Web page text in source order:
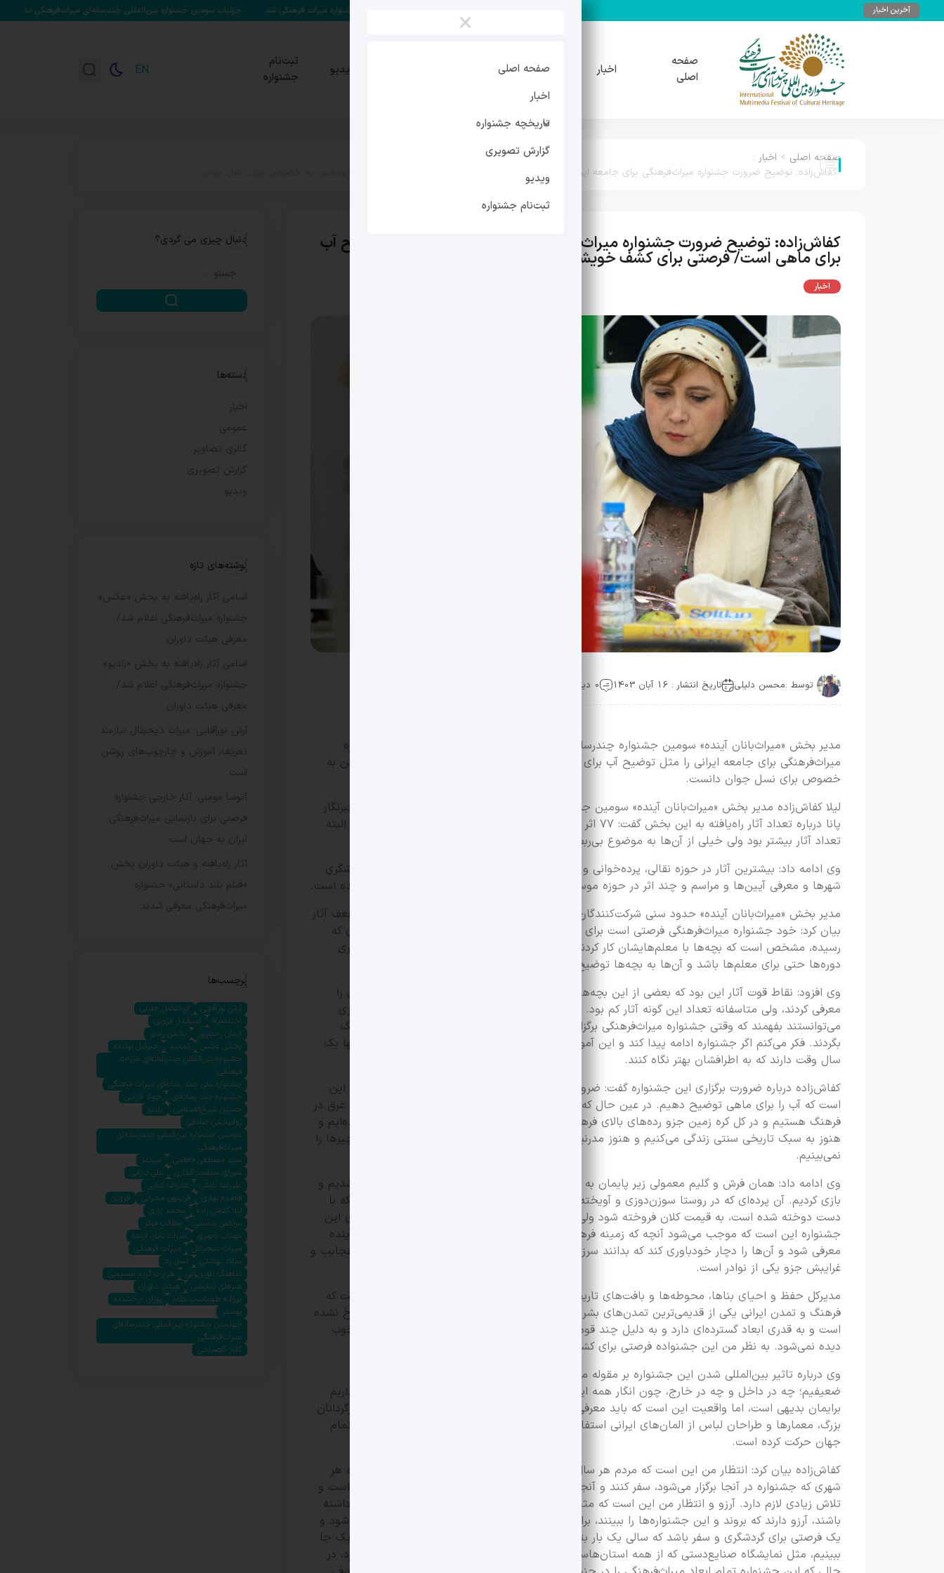
آخرین اخبار مهدی فرجی دبیر چهارمین جشنواره میراث فرهنگی شد جزئیات سومین جشنواره بین‌المللی چندرسانه‌ای میراث‌فرهنگی تشریح شد/ تابش: هر
صفحه
اصلی
اخبار
تاریخچه
ویدیو
ثبت‌نام
جشنواره
×
صفحه اصلی
اخبار
تاریخچه جشنواره
گزارش تصویری
ویدیو
ثبت‌نام جشنواره
EN
صفحه اصلی > اخبار :
کفاش‌زاده: توضیح ضرورت جشنواره میراث‌فرهنگی برای جامعه ایرانی مثل توضیح آب برای ماهی است/ فرصتی برای کشف خویشتن به خصوص برای نسل جوان
کفاش‌زاده: توضیح ضرورت جشنواره میراث‌فرهنگی برای جامعه ایرانی مثل توضیح آب
برای ماهی است/ فرصتی برای کشف خویشتن به خصوص برای نسل جوان
اخبار
توسط :محسن دلیلی تاریخ انتشار : 16 آبان 1403 0 دیدگاه
مدیر بخش «میراث‌بانان آینده» سومین جشنواره چندرسانه‌ای میراث‌فرهنگی توضیح ضرورت برگزاری جشنواره
میراث‌فرهنگی برای جامعه ایرانی را مثل توضیح آب برای ماهی و این جشنواره را فرصتی برای کشف خویشتن به
خصوص برای نسل جوان دانست.
لیلا کفاش‌زاده مدیر بخش «میراث‌بانان آینده» سومین جشنواره چندرسانه‌ای میراث‌فرهنگی، در گفت‌وگو با خبرنگار
پانا درباره تعداد آثار راه‌یافته به این بخش گفت: ۷۷ اثر به بخش «میراث‌بانان آینده» راه پیدا کرده است که البته
تعداد آثار بیشتر بود ولی خیلی از آن‌ها به موضوع بی‌ربط بود و حذف شد.
وی ادامه داد: بیشترین آثار در حوزه نقالی، پرده‌خوانی و شاهنامه‌خوانی، مستند گردشگری و جاذبه‌های گردشگری
شهرها و معرفی آیین‌ها و مراسم و چند اثر در حوزه موسیقی و صنایع‌دستی و متون کهن به دست ما رسیده است.
مدیر بخش «میراث‌بانان آینده» حدود سنی شرکت‌کنندگان را ۷ تا ۱۵ سال اعلام کرد و درباره نقاط قوت و ضعف آثار
بیان کرد: خود جشنواره میراث‌فرهنگی فرصتی است برای اینکه بچه‌ها بفهمند میراث‌فرهنگی چیست. از آثاری که
رسیده، مشخص است که بچه‌ها با معلم‌هایشان کار کردند ولی اگر این جشنواره بهانه‌ای برای برگزاری یک سری
دوره‌ها حتی برای معلم‌ها باشد و آن‌ها به بچه‌ها توضیح دهند، اتفاق شایسته‌ای است.
وی افزود: نقاط قوت آثار این بود که بعضی از این بچه‌ها خیلی عاشقانه توصیف کردند و شهر و روستایشان را
معرفی کردند، ولی متاسفانه تعداد این گونه آثار کم بود. نقطه ضعف هم همین بود که کاش بچه‌های بیشتری
می‌توانستند بفهمند که وقتی جشنواره میراث‌فرهنگی برگزار می‌شود، در روستا یا شهرشان دنبال رد پای فرهنگ
بگردند. فکر می‌کنم اگر جشنواره ادامه پیدا کند و این آموزش‌ها بیشتر باشد بچه‌ها بهتر توجیه می‌شوند. آنها یک
سال وقت دارند که به اطرافشان بهتر نگاه کنند.
کفاش‌زاده درباره ضرورت برگزاری این جشنواره گفت: ضرورت جشنواره میراث‌فرهنگی برای جامعه ایرانی مثل این
است که آب را برای ماهی توضیح دهیم. در عین حال که از نظر قدمت و محتوا و چه از نظر مقدار و تعداد غرق در
فرهنگ هستیم و در کل کره زمین جزو رده‌های بالای فرهنگی هستیم، اما به قدری در بستر فرهنگی غرق شده‌ایم و
هنوز به سبک تاریخی سنتی زندگی می‌کنیم و هنوز مدرنیته ما را از خودمان جدا نکرده است که انگار این چیز‌ها را
نمی‌بینیم.
وی ادامه داد: همان فرش و گلیم معمولی زیر پایمان به نظر اثر خاصی نمی‌رسد، چون همیشه با آن بزرگ شدیم و
بازی کردیم. آن پرده‌ای که در روستا سوزن‌دوزی و آویخته می‌شود، ممکن است در بازار‌های دنیا به دلیل اینکه با
دست دوخته شده است، به قیمت کلان فروخته شود ولی ما خیلی عادی از کنارش رد می‌شویم. لزوم برگزاری این
جشنواره این است که موجب می‌شود آنچه که زمینه فرهنگی غنی در این سرزمین دارد، به کودکان و نسل آینده
معرفی شود و آن‌ها را دچار خودباوری کند که بدانند سرزمینی که در آن زندگی می‌کنند با تمام سختی‌ها و عجایب و
غرایبش جزو یکی از نوادر است.
مدیرکل حفظ و احیای بناها، محوطه‌ها و بافت‌های تاریخی وزارت میراث‌فرهنگی تاکید کرد: واقعیت این است که
فرهنگ و تمدن ایرانی یکی از قدیمی‌ترین تمدن‌های بشری است که در حال حاضر هنوز وجود دارد و منسوخ نشده
است و به قدری ابعاد گسترده‌ای دارد و به دلیل چند قومیتی بودن این سرزمین تنوع دارد که انگار خیلی خوب
دیده نمی‌شود. به نظر من این جشنواده فرصتی برای کشف خویشتن به خصوص برای نسل جوان است.
وی درباره تاثیر بین‌المللی شدن این جشنواره بر مقوله میراث‌فرهنگی گفت: ما به طور کلی در بخش معرفی
ضعیفیم؛ چه در داخل و چه در خارج، چون انگار همه این زمینه فرهنگی، ادبیات و شعر و شاهنامه‌ای که داریم
برایمان بدیهی است، اما واقعیت این است که باید معرفی شود، در تمام دنیا پخش شود و فیلم‌سازان و کارگردانان
بزرگ، معمار‌ها و طراحان لباس از المان‌های ایرانی استفاده کنند و در این صورت انگار سفیر فرهنگی ما در تمام
جهان حرکت کرده است.
کفاش‌زاده بیان کرد: انتظار من این است که مردم هر سال برای این جشنواره شور و شوق داشته باشند و به هر
شهری که جشنواره در آنجا برگزار می‌شود، سفر کنند و آنجا را ببینند، اما این به شکل آرمانی و خیال‌پردازانه است و
تلاش زیادی لازم دارد. آرزو و انتظار من این است که مثل جشنواره‌های معروف دنیا که مردم اگر پولش را داشته
باشند، آرزو دارند که بروند و این جشنواره‌ها را ببینند، برای جشنواره میراث‌فرهنگی هم سر و دست شکانده شود و
یک فرصتی برای گردشگری و سفر باشد که سالی یک بار بتوانیم همه چیز‌هایی که در این کشور پخش است یک جا
ببینیم، مثل نمایشگاه صنایع‌دستی که از همه استان‌هاست اما آنجا فقط شاخه صنایع‌دستی را در بر می‌گیرد، در
دنبال چیزی می گردی؟
دسته‌ها
اخبار
عمومی
گالری تصاویر
گزارش تصویری
ویدیو
نوشته‌های تازه
اسامی آثار راه‌یافته به بخش «عکس»
جشنواره میراث‌فرهنگی اعلام شد/
معرفی هیئت داوران
اسامی آثار راه‌یافته به بخش «رادیو»
جشنواره میراث‌فرهنگی اعلام شد/
معرفی هیئت داوران
آرش نورآقایی: میراث دیجیتال نیازمند
تعریف، آموزش و چارچوب‌های روشن
است
آتوسا مومنی: آثار خارجی جشنواره
فرصتی برای بازنمایی میراث‌فرهنگی
ایران به جهان است
آثار راه‌یافته و هیئت داوران بخش
«فیلم بلند داستانی» جشنواره
میراث‌فرهنگی معرفی شدند
برچسب‌ها
آرش نورآقایی
ابوالفضل جلیلی
اختتامیه
استاندار قزوین
ایمان رحیم‌پور
بخش رادیو
بخش عکس
تمدید
جبرئیل نوکنده
جشنواره بین‌المللی چندرسانه‌ای میراث
فرهنگی
جشنواره ملی چند رسانه‌ای میراث فرهنگی
جشنواره چند رسانه‌ای
جواد قارایی
حسین شیخ‌الاسلامی
رادیو
روانبخش صادقی
سومین جشنواره بین‌المللی چندرسانه‌ای
میراث‌فرهنگی
سید مصطفی فاطمی
سینما
شورای سیاست‌گذاری
علی دارابی
علیرضا تابش
علیرضا کیایی
فاطمه نهاری
فریدون محرابی
قزوین
لیلا کفاش زاده
محمد یاری
مرتضی شمسی
مطالب فوتر
مهتاب ناصری
میراث بانان آینده
میراث دیجیتال
میراث فرهنگی
میلاد بهشتی
نسل زد
نماهنگ تلویزیونی
هربرت کریم مسیحی
هنرهای نمایشی
هیئت داوران
پروانه طهماسب نظام
پوران درخشنده
پوستر
چهارمین جشنواره بین‌المللی چندرسانه‌ای
میراث‌فرهنگی
گلناز گلصباحی